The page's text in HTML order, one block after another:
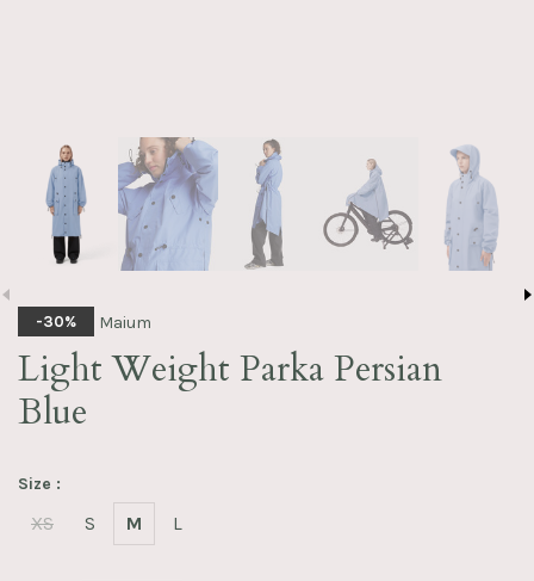
-30% Maium
Light Weight Parka Persian
Blue
Size :
XS S M L